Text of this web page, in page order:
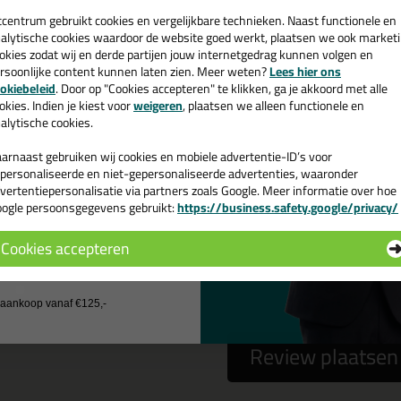
gebruiken het e-mailadres alleen om contact op te nemen bij vragen)
nee
Review plaatsen
gebruikt cookies en vergelijkbare technieken. Naast functionele en
cookies waardoor de website goed werkt, plaatsen we ook
zodat wij en derde partijen jouw internetgedrag kunnen volgen en
content kunnen laten zien. Meer weten?Lees hier ons
. Door op "Cookies accepteren" te klikken, ga je akkoord met alle
Indien je kiest voorweigeren, plaatsen we alleen functionele en
cookies.
gebruiken wij cookies en mobiele advertentie-ID’s voor
en niet-gepersonaliseerde advertenties, waaronder
via partners zoals Google. Meer informatie over hoe
persoonsgegevens gebruikt:https://business.safety.google/privacy/
Cookies accepteren
💚
en ontvang een
€35,-bij je eerste bestelling!
de actiecode ›
geen cadeau
vanaf €125,-